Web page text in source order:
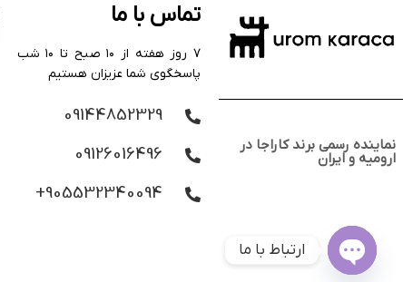
نماینده رسمی برند کاراجا در
ارومیه و ایران
تماس با ما
۷ روز هفته از ۱۰ صبح تا ۱۰ شب
پاسخگوی شما عزیزان هستیم
09144852329
09126016496
905532340094+
ارتباط با ما